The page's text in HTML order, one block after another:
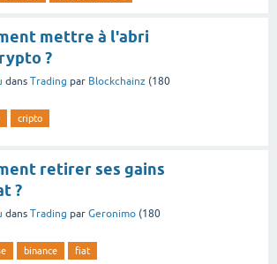
mettre à l'abri
?
dans Trading par Blockchainz (180
cripto
retirer ses gains
?
dans Trading par Geronimo (180
binance fiat